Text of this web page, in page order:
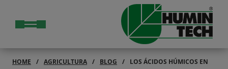
HOME AGRICULTURA BLOG
LOS ÁCIDOS HÚMICOS EN